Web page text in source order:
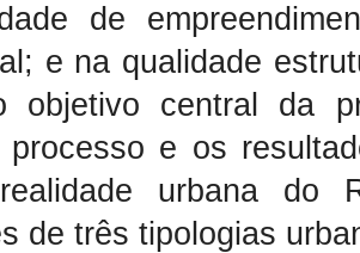
de
e na qualidade
objetivo central da
e os
urbana do
de três tipologias